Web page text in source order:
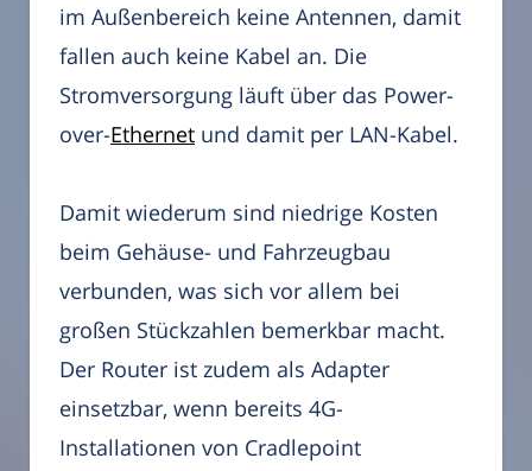
im Außenbereich keine Antennen, damit
fallen auch keine Kabel an. Die
Stromversorgung läuft über das Power-
over-Ethernet und damit per LAN-Kabel.
Damit wiederum sind niedrige Kosten
beim Gehäuse- und Fahrzeugbau
verbunden, was sich vor allem bei
großen Stückzahlen bemerkbar macht.
Der Router ist zudem als Adapter
einsetzbar, wenn bereits 4G-
Installationen von Cradlepoint